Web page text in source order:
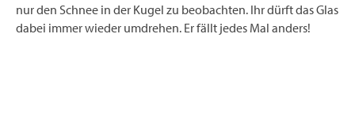
nur den Schnee in der Kugel zu beobachten. Ihr dürft das Glas
dabei immer wieder umdrehen. Er fällt jedes Mal anders!